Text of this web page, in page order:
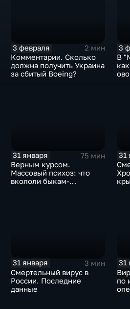
3 февраля
2 мин
Комментарии. Сколько
должна получить Украина
за сбитый Boeing?
3
В
31 января
75 мин
Верным курсом.
Массовый психоз: что
вкололи быкам-
31
31 января
3 мин
Смертельный вирус в
России. Последние
данные
31
по